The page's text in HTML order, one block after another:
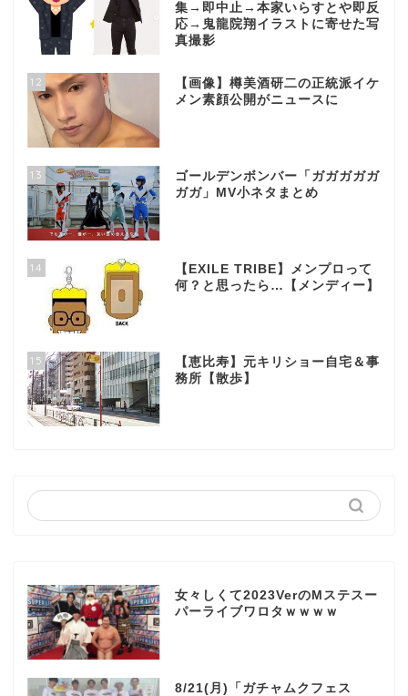
集→即中止→本家いらすとや即反
応→鬼龍院翔イラストに寄せた写
真撮影
12
【画像】樽美酒研二の正統派イケ
メン素顔公開がニュースに
13
ゴールデンボンバー「ガガガガガ
ガガ」MV小ネタまとめ
14
【EXILE TRIBE】メンプロって
何？と思ったら…【メンディー】
15
【恵比寿】元キリショー自宅＆事
務所【散歩】
女々しくて2023VerのMステスー
パーライブワロタｗｗｗｗ
8/21(月)「ガチャムクフェス